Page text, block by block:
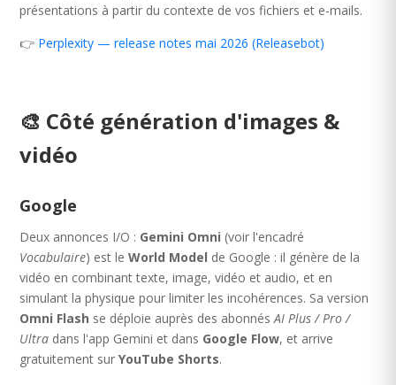
présentations à partir du contexte de vos fichiers et e-mails.
👉 Perplexity — release notes mai 2026 (Releasebot)
🎨 Côté génération d'images &
vidéo
Google
Deux annonces I/O : Gemini Omni (voir l'encadré
Vocabulaire) est leWorld Model de Google : il génère de la
vidéo en combinant texte, image, vidéo et audio, et en
simulant la physique pour limiter les incohérences. Sa version
Omni Flash se déploie auprès des abonnésAI Plus / Pro /
Ultra dans l'app Gemini et dans Google Flow, et arrive
gratuitement surYouTube Shorts.